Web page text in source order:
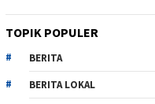
TOPIK POPULER
BERITA
BERITA LOKAL